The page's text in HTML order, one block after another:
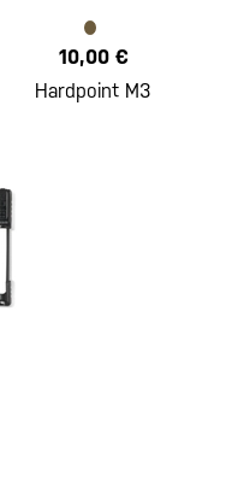
10,00 €
Hardpoint M3